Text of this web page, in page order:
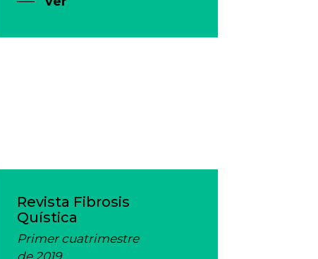
Revista Fibrosis
Quística
Primer cuatrimestre
de 2019